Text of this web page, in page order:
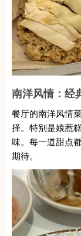
南洋风情：经
餐厅的南洋风情
择。特别是娘惹
味。每一道甜点
期待。